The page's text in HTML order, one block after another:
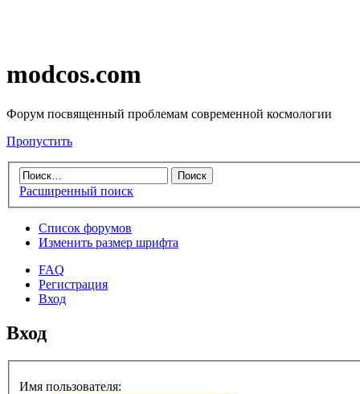
modcos.com
Форум посвященный проблемам современной космологии
Пропустить
Расширенный поиск
Список форумов
Изменить размер шрифта
FAQ
Регистрация
Вход
Вход
Имя пользователя: